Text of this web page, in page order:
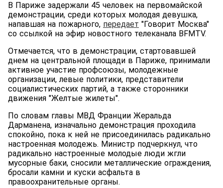
В Париже задержали 45 человек на первомайской
демонстрации, среди которых молодая девушка,
напавшая на пожарного, передает "Говорит Москва"
со ссылкой на эфир новостного телеканала BFMTV.
Отмечается, что в демонстрации, стартовавшей
днем на центральной площади в Париже, принимали
активное участие профсоюзы, молодежные
организации, левые политики, представители
социалистических партий, а также сторонники
движения "Желтые жилеты".
По словам главы МВД Франции Жеральда
Дарманена, изначально демонстрация проходила
спокойно, пока к ней не присоединилась радикально
настроенная молодежь. Министр подчеркнул, что
радикально настроенные молодые люди жгли
мусорные баки, сносили металлические ограждения,
бросали камни и куски асфальта в
правоохранительные органы.